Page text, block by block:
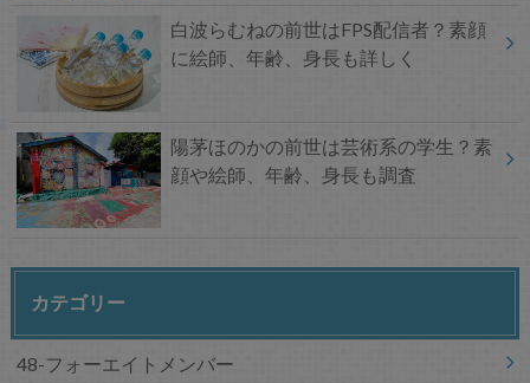
白波らむねの前世はFPS配信者？素顔
に絵師、年齢、身長も詳しく
陽茅ほのかの前世は芸術系の学生？素
顔や絵師、年齢、身長も調査
カテゴリー
48-フォーエイトメンバー